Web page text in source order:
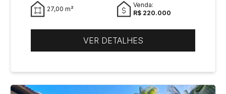
27,00 m²
Venda:
R$ 220.000
VER DETALHES